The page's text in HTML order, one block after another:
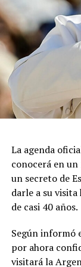
La
fricción
de Javier Milei
situación derivó
Buenos Aires,
Desde el
Vieira calificó
encargado de
Pese a que
"corrupto",
preservar la
Quirno calificó
bajar el nivel
La agenda
conocerá en
un secreto de
darle a su
de casi 40 años.
Según informó
por ahora
visitará la